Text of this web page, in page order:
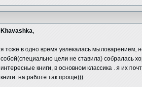
Khavashka,
я тоже в одно время увлекалась мыловарением,
собой(специально цели не ставила) собралась
интересные книги, в основном классика . я их
книги. на работе так проще)))